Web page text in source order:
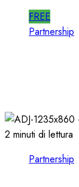
FREE
Partnership
2 minuti di lettura
Partnership